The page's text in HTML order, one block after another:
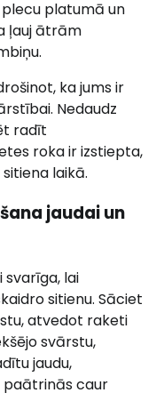
platumā un
ļauj ātrām
ka jums ir
Nedaudz
radīt
roka ir izstiepta,
laikā.
jaudai un
lai
sitienu. Sāciet
atvedot raketi
svārstu,
jaudu,
paātrinās caur